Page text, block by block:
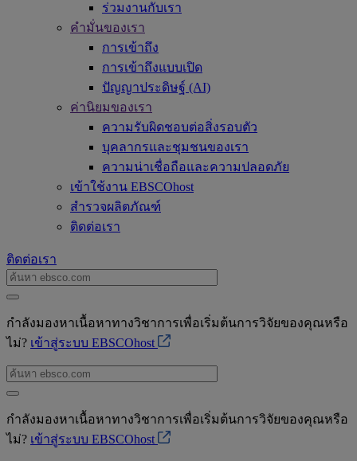
ร่วมงานกับเรา
คำมั่นของเรา
การเข้าถึง
การเข้าถึงแบบเปิด
ปัญญาประดิษฐ์ (AI)
ค่านิยมของเรา
ความรับผิดชอบต่อสิ่งรอบตัว
บุคลากรและชุมชนของเรา
ความน่าเชื่อถือและความปลอดภัย
เข้าใช้งาน EBSCOhost
สำรวจผลิตภัณฑ์
ติดต่อเรา
ติดต่อเรา
กำลังมองหาเนื้อหาทางวิชาการเพื่อเริ่มต้นการวิจัยของคุณหรือ
ไม่? เข้าสู่ระบบ EBSCOhost
กำลังมองหาเนื้อหาทางวิชาการเพื่อเริ่มต้นการวิจัยของคุณหรือ
ไม่? เข้าสู่ระบบ EBSCOhost